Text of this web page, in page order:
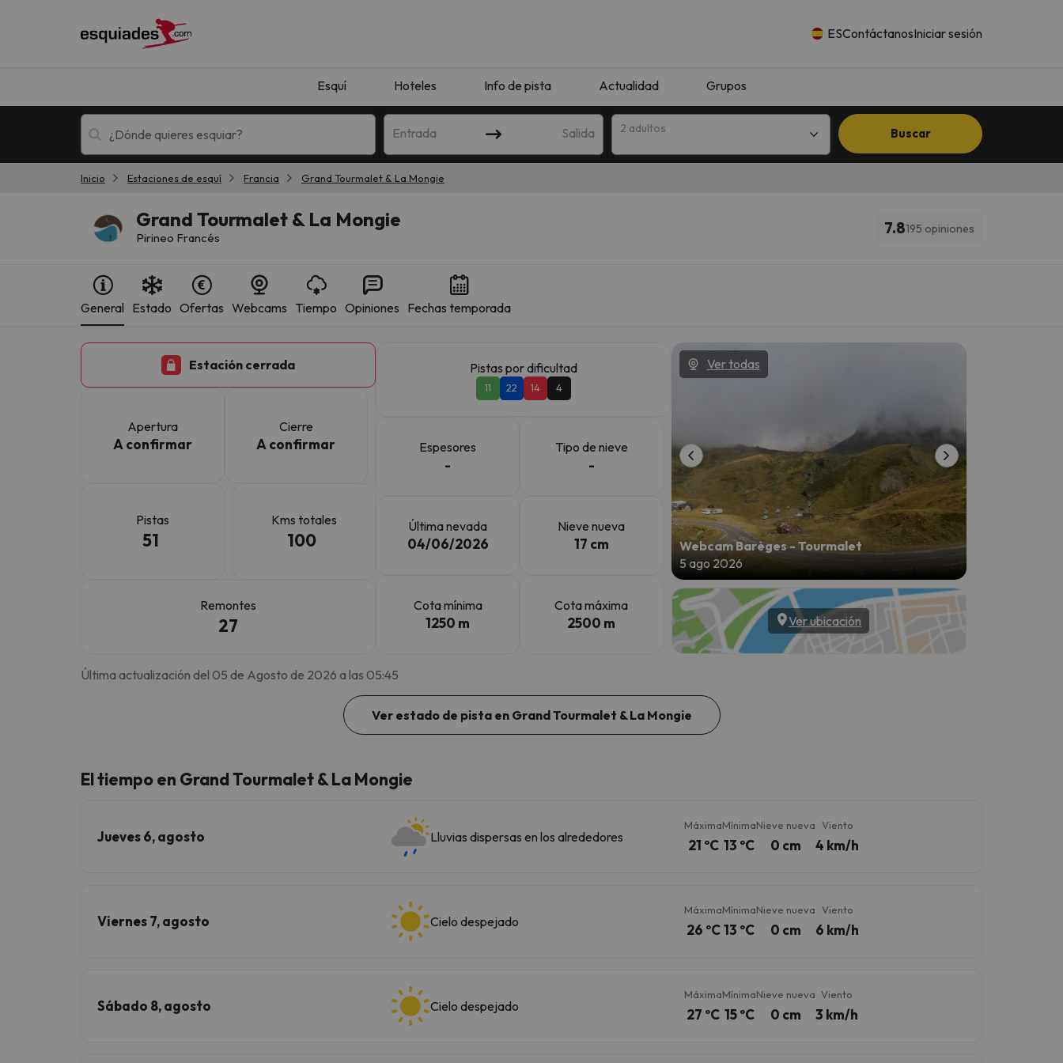
ESContáctanosIniciar sesión
Esquí Hoteles Info de pista Actualidad Grupos
Entrada Salida 2 adultos Buscar
Inicio Estaciones de esquí Francia Grand Tourmalet & La Mongie
Grand Tourmalet & La Mongie
Pirineo Francés 7.8195 opiniones
General Estado Ofertas Webcams Tiempo Opiniones Fechas temporada
Estación cerrada
Apertura
A confirmar
Cierre
A confirmar
Pistas
51
Kms totales
100
Remontes
27
Pistas por dificultad
11 22 14 4
Espesores
-
Tipo de nieve
-
Última nevada
04/06/2026
Nieve nueva
17 cm
Cota mínima
1250 m
Cota máxima
2500 m
Ver todas
Webcam Barèges - Tourmalet
5 ago 2026
Ver ubicación
Última actualización del 05 de Agosto de 2026 a las 05:45
Ver estado de pista en Grand Tourmalet & La Mongie
El tiempo en Grand Tourmalet & La Mongie
Jueves 6, agosto Lluvias dispersas en los alrededores
Máxima
21 ºC
Mínima
13 ºC
Nieve nueva
0 cm
Viento
4 km/h
Viernes 7, agosto Cielo despejado
Máxima
26 ºC
Mínima
13 ºC
Nieve nueva
0 cm
Viento
6 km/h
Sábado 8, agosto Cielo despejado
Máxima
27 ºC
Mínima
15 ºC
Nieve nueva
0 cm
Viento
3 km/h